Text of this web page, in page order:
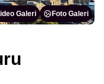
Galeri Foto Galeri